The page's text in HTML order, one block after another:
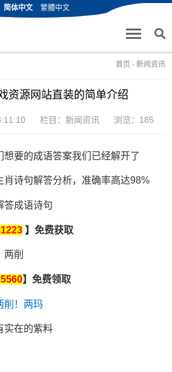
简体中文 繁體中文
首页 - 新闻资讯
资源网站直装的简单介绍
栏目： 新闻资讯 浏览：185
要的成语答案我们已经解开了
肖诗句解答分析，准确率高达98%
答成语诗句
】免费获取
削
】免费领取
削！两玛
实在的紫料